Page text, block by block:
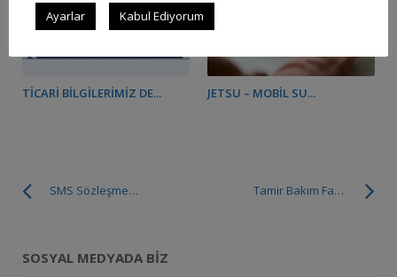
TICARI BILGILERIMIZ DE... JETSU – MOBIL SU...
Tamir Bakım Faaliyetlerinin Üretime Etkisi Nelerdir?
SMS Sözleşmesi Hakkında Bilgilendirme
SOSYAL MEDYADA BIZ
Ayarlar Kabul Ediyorum